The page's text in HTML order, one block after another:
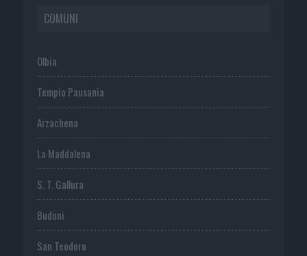
COMUNI
Olbia
Tempio Pausania
Arzachena
La Maddalena
S. T. Gallura
Budoni
San Teodoro